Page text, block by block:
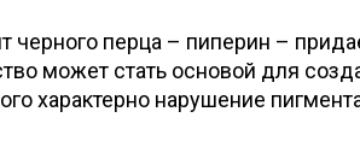
черного перца – пиперин –
может стать основой для
характерно нарушение